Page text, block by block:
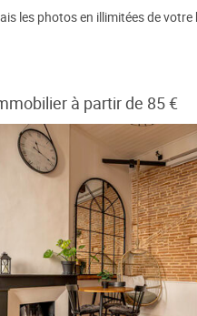
les photos en illimitées de votre
à partir de 85 €